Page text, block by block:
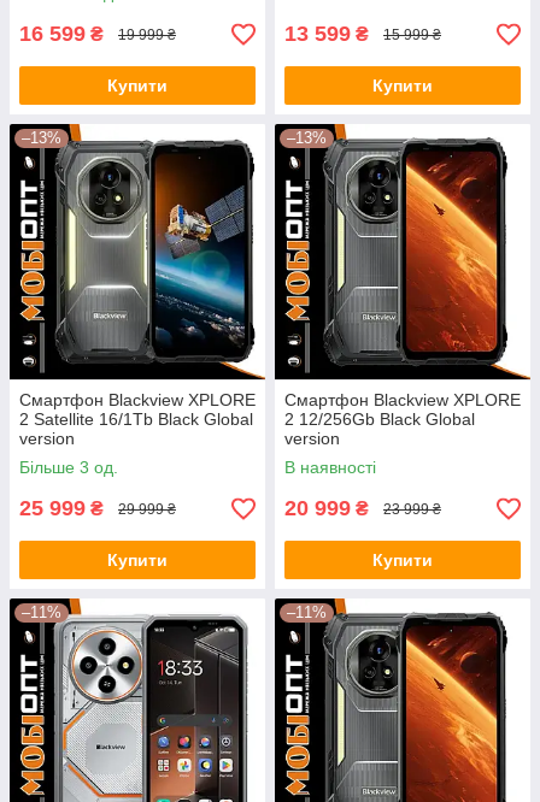
16 599 ₴ 19 999 ₴
Купити
13 599 ₴ 15 999 ₴
Купити
–13%
Смартфон Blackview XPLORE
2 Satellite 16/1Tb Black Global
version
Більше 3 од.
25 999 ₴ 29 999 ₴
Купити
–13%
Смартфон Blackview XPLORE
2 12/256Gb Black Global
version
В наявності
20 999 ₴ 23 999 ₴
Купити
–11% –11%